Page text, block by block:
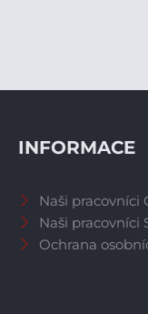
INFORMACE
Naši pracovníci
Naši pracovníci
Ochrana